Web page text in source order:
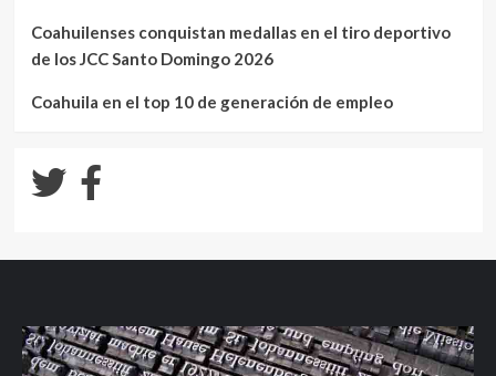
Coahuilenses conquistan medallas en el tiro deportivo
de los JCC Santo Domingo 2026
Coahuila en el top 10 de generación de empleo